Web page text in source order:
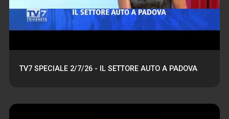
TV7 SPECIALE 2/7/26 - IL SETTORE AUTO A PADOVA